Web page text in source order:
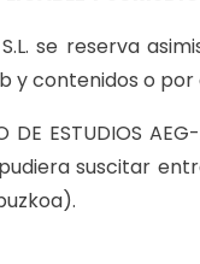
S.L. se
y contenidos o
DE ESTUDIOS
suscitar entre